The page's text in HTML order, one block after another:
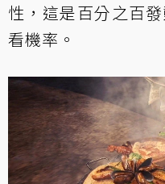
性，這是百分之百
看機率。